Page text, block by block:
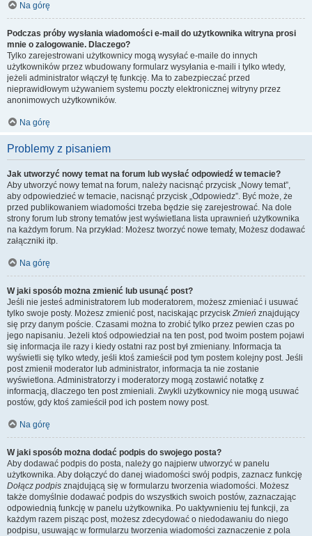
Na górę
Podczas próby wysłania wiadomości e-mail do użytkownika witryna prosi
mnie o zalogowanie. Dlaczego?
Tylko zarejestrowani użytkownicy mogą wysyłać e-maile do innych
użytkowników przez wbudowany formularz wysyłania e-maili i tylko wtedy,
jeżeli administrator włączył tę funkcję. Ma to zabezpieczać przed
nieprawidłowym używaniem systemu poczty elektronicznej witryny przez
anonimowych użytkowników.
Na górę
Problemy z pisaniem
Jak utworzyć nowy temat na forum lub wysłać odpowiedź w temacie?
Aby utworzyć nowy temat na forum, należy nacisnąć przycisk „Nowy temat”,
aby odpowiedzieć w temacie, nacisnąć przycisk „Odpowiedz”. Być może, że
przed publikowaniem wiadomości trzeba będzie się zarejestrować. Na dole
strony forum lub strony tematów jest wyświetlana lista uprawnień użytkownika
na każdym forum. Na przykład: Możesz tworzyć nowe tematy, Możesz dodawać
załączniki itp.
Na górę
W jaki sposób można zmienić lub usunąć post?
Jeśli nie jesteś administratorem lub moderatorem, możesz zmieniać i usuwać
tylko swoje posty. Możesz zmienić post, naciskając przyciskZmień znajdujący
się przy danym poście. Czasami można to zrobić tylko przez pewien czas po
jego napisaniu. Jeżeli ktoś odpowiedział na ten post, pod twoim postem pojawi
się informacja ile razy i kiedy ostatni raz post był zmieniany. Informacja ta
wyświetli się tylko wtedy, jeśli ktoś zamieścił pod tym postem kolejny post. Jeśli
post zmienił moderator lub administrator, informacja ta nie zostanie
wyświetlona. Administratorzy i moderatorzy mogą zostawić notatkę z
informacją, dlaczego ten post zmieniali. Zwykli użytkownicy nie mogą usuwać
postów, gdy ktoś zamieścił pod ich postem nowy post.
Na górę
W jaki sposób można dodać podpis do swojego posta?
Aby dodawać podpis do posta, należy go najpierw utworzyć w panelu
użytkownika. Aby dołączyć do danej wiadomości swój podpis, zaznacz funkcję
Dołącz podpis znajdującą się w formularzu tworzenia wiadomości. Możesz
także domyślnie dodawać podpis do wszystkich swoich postów, zaznaczając
odpowiednią funkcję w panelu użytkownika. Po uaktywnieniu tej funkcji, za
każdym razem pisząc post, możesz zdecydować o niedodawaniu do niego
podpisu, usuwając w formularzu tworzenia wiadomości zaznaczenie z pola